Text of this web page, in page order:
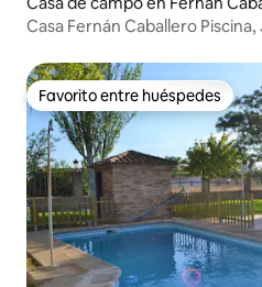
Casa Fernán Caballero Piscina,
Favorito entre huéspedes
Favorito entre huéspedes